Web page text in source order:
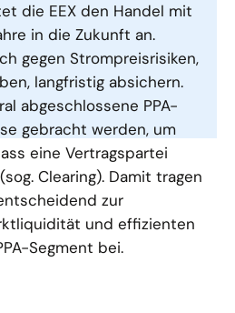
die EEX den Handel mit
in die Zukunft an.
gegen Strompreisrisiken,
langfristig absichern.
abgeschlossene PPA-
gebracht werden, um
eine Vertragspartei
Clearing). Damit tragen
zur
und effizienten
Segment bei.